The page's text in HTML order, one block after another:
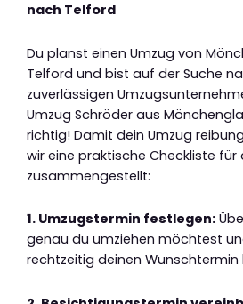
nach Telford
Du planst einen Umzug von
Telford und bist auf der Suche
zuverlässigen
Umzug Schröder aus
richtig! Damit dein Umzug
wir eine praktische Checkliste für
zusammengestellt:
1. Umzugstermin festlegen:
genau du umziehen möchtest
rechtzeitig deinen Wunschtermin